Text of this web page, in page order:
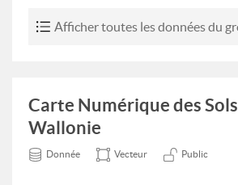
Afficher toutes les données du
Carte Numérique des
Wallonie
Donnée Vecteur Public